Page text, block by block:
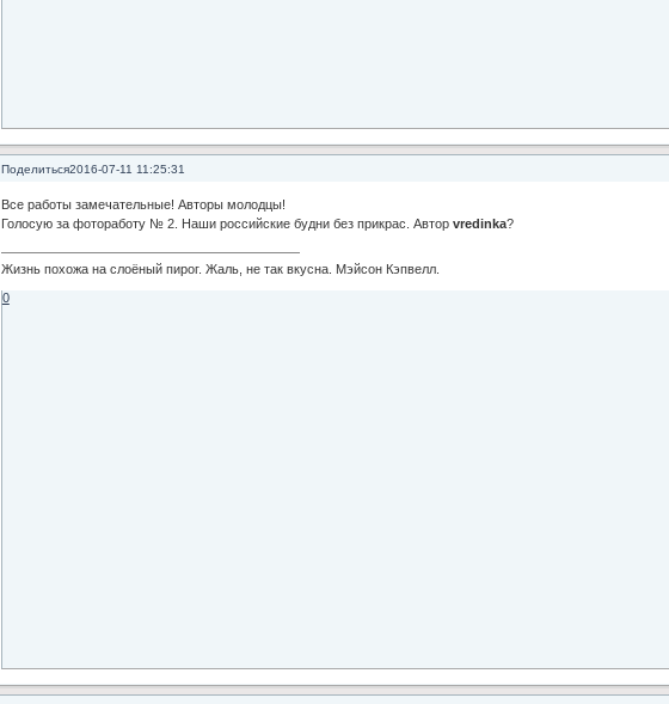
Поделиться2016-07-11 11:25:31
Все работы замечательные! Авторы молодцы!
Голосую за фотоработу № 2. Наши российские будни без прикрас. Автор vredinka?
Жизнь похожа на слоёный пирог. Жаль, не так вкусна. Мэйсон Кэпвелл.
0